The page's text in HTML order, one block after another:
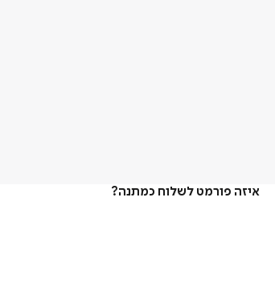
איזה פורמט לשלוח כמתנה?